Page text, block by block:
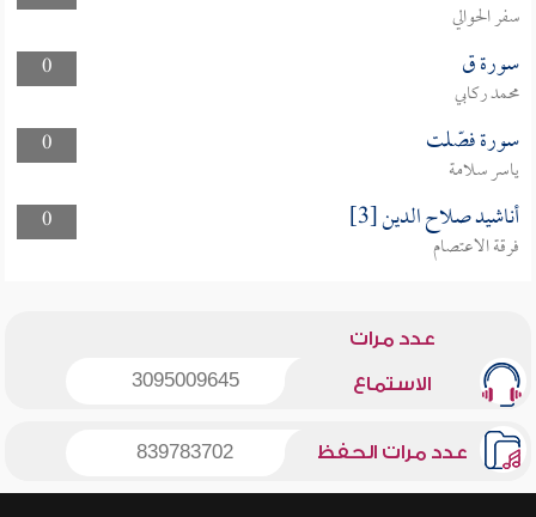
سفر الحوالي
0
سورة ق
محمد ركابي
0
سورة فصّلت
ياسر سلامة
0
أناشيد صلاح الدين [3]
فرقة الاعتصام
عدد مرات
الاستماع 3095009645
عدد مرات الحفظ 839783702